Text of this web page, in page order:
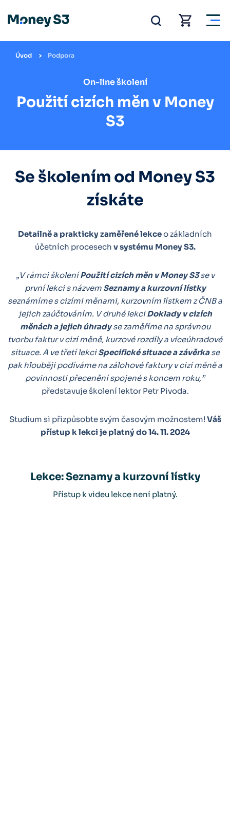
Úvod Podpora
On-line školení
Použití cizích měn v Money
S3
Se školením od Money S3
získáte
Detailně a prakticky zaměřené lekceo základních
účetních procesech v systému Money S3.
„V rámci školeníPoužití cizích měn v Money S3se v
první lekci s názvem Seznamy a kurzovní lístky
seznámíme s cizími měnami, kurzovním lístkem z ČNB a
jejich zaúčtováním. V druhé lekciDoklady v cizích
měnách a jejich úhradyse zaměříme na správnou
tvorbu faktur v cizí měně, kurzové rozdíly a víceúhradové
situace. A ve třetí lekciSpecifické situace a závěrkase
pak hlouběji podíváme na zálohové faktury v cizí měně a
povinnosti přecenění spojené s koncem roku,”
představuje školení lektor Petr Pivoda.
Studium si přizpůsobte svým časovým možnostem! Váš
přístup k lekci je platný do 14. 11. 2024
Lekce: Seznamy a kurzovní lístky
Přístup k videu lekce není platný.